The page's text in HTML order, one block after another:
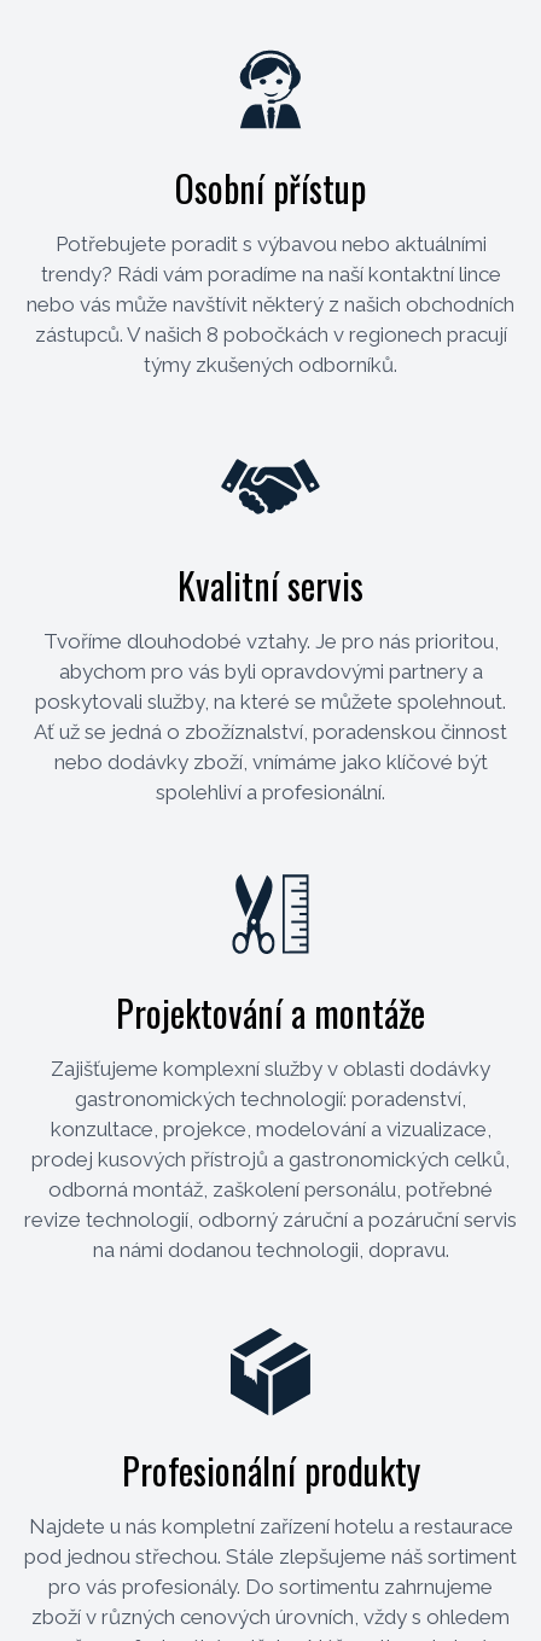
Osobní přístup
Potřebujete poradit s výbavou nebo aktuálními
trendy? Rádi vám poradíme na naší kontaktní lince
nebo vás může navštívit některý z našich obchodních
zástupců. V našich 8 pobočkách v regionech pracují
týmy zkušených odborníků.
Kvalitní servis
Tvoříme dlouhodobé vztahy. Je pro nás prioritou,
abychom pro vás byli opravdovými partnery a
poskytovali služby, na které se můžete spolehnout.
Ať už se jedná o zbožíznalství, poradenskou činnost
nebo dodávky zboží, vnímáme jako klíčové být
spolehliví a profesionální.
Projektování a montáže
Zajišťujeme komplexní služby v oblasti dodávky
gastronomických technologií: poradenství,
konzultace, projekce, modelování a vizualizace,
prodej kusových přístrojů a gastronomických celků,
odborná montáž, zaškolení personálu, potřebné
revize technologií, odborný záruční a pozáruční servis
na námi dodanou technologii, dopravu.
Profesionální produkty
Najdete u nás kompletní zařízení hotelu a restaurace
pod jednou střechou. Stále zlepšujeme náš sortiment
pro vás profesionály. Do sortimentu zahrnujeme
zboží v různých cenových úrovních, vždy s ohledem